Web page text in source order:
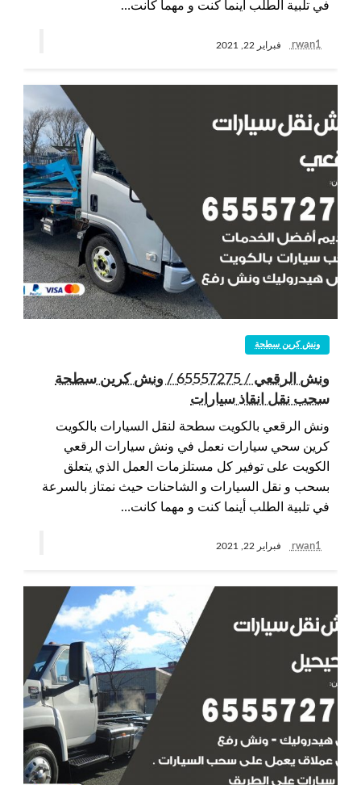
في تلبية الطلب أينما كنت و مهما كانت…
rwan1 فبراير 22, 2021
ونش كرين سطحة
ونش الرقعي / 65557275 / ونش كرين سطحة
سحب نقل انقاذ سيارات
ونش الرقعي بالكويت سطحة لنقل السيارات بالكويت
كرين سحي سيارات نعمل في ونش سيارات الرقعي
الكويت على توفير كل مستلزمات العمل الذي يتعلق
بسحب و نقل السيارات و الشاحنات حيث نمتاز بالسرعة
في تلبية الطلب أينما كنت و مهما كانت…
rwan1 فبراير 22, 2021